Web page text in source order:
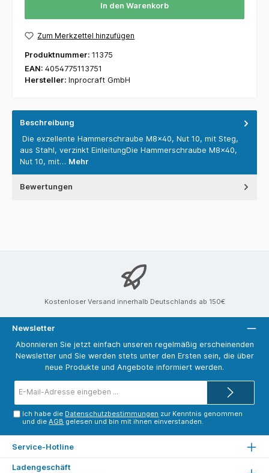
In den Warenkorb
Zum Merkzettel hinzufügen
Produktnummer: 11375
EAN: 4054775113751
Hersteller: Inprocraft GmbH
Beschreibung
Die exzellente Hammerschraube M8x40, Nut 10, mit Steg,
aus Stahl, verzinkt EinleitungDie Hammerschraube M8x40,
Nut 10, mit… Mehr
Bewertungen
Kostenloser Versand innerhalb Deutschlands ab 150€
Newsletter
Abonnieren Sie jetzt einfach unseren regelmäßig erscheinenden
Newsletter und Sie werden stets unter den Ersten sein, die über
neue Produkte und Angebote informiert werden.
Mail-
Ich habe die Datenschutzbestimmungen zur Kenntnis genommen
und dieAGB gelesen und bin mit ihnen einverstanden.
Service-Hotline
Ladengeschäft